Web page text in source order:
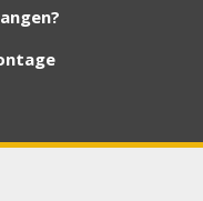
wij nemen
en uw auto